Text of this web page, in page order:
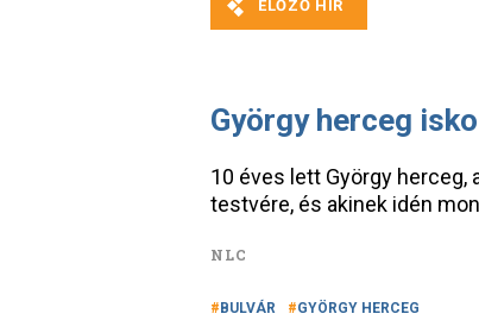
György herceg
10 éves lett György herceg,
testvére, és akinek idén
NLC
BULVÁR GYÖRGY HERCEG